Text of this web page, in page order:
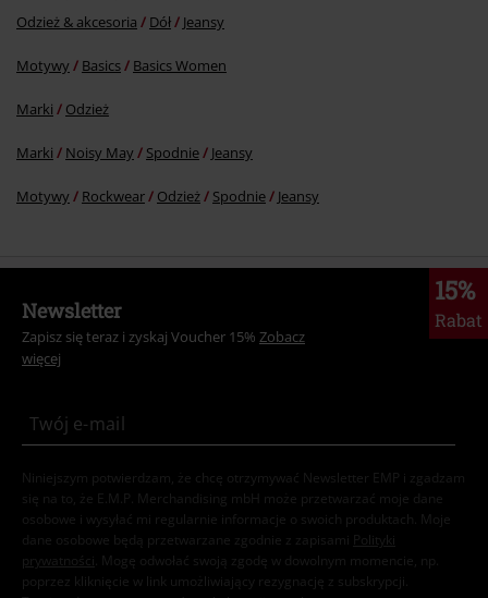
Odzież & akcesoria Dół Jeansy
Motywy Basics Basics Women
Marki Odzież
Marki Noisy May Spodnie Jeansy
Motywy Rockwear Odzież Spodnie Jeansy
15%
Rabat
Newsletter
Zapisz się teraz i zyskaj Voucher 15% Zobacz
więcej
Niniejszym potwierdzam, że chcę otrzymywać Newsletter EMP i zgadzam
się na to, że E.M.P. Merchandising mbH może przetwarzać moje dane
osobowe i wysyłać mi regularnie informacje o swoich produktach. Moje
dane osobowe będą przetwarzane zgodnie z zapisami
Polityki
prywatności . Mogę odwołać swoją zgodę w dowolnym momencie, np.
poprzez kliknięcie w link umożliwiający rezygnację z subskrypcji.